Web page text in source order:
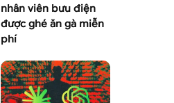
nhân viên bưu điện
được ghé ăn gà miễn
phí